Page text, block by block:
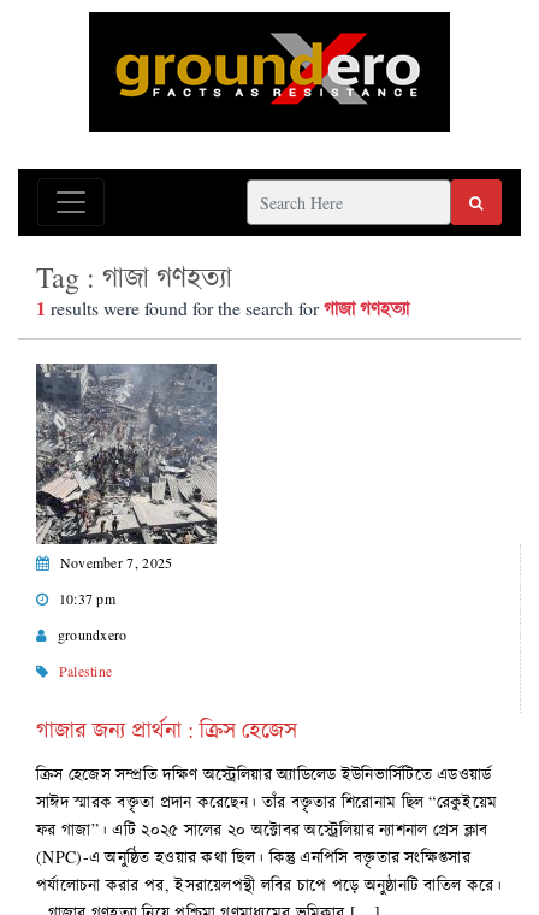
Tag : গাজা গণহত্যা
1 results were found for the search forগাজা গণহত্যা
November 7, 2025
10:37 pm
groundxero
Palestine
গাজার জন্য প্রার্থনা : ক্রিস হেজেস
ক্রিস হেজেস সম্প্রতি দক্ষিণ অস্ট্রেলিয়ার অ্যাডিলেড ইউনিভার্সিটিতে এডওয়ার্ড
সাঈদ স্মারক বক্তৃতা প্রদান করেছেন। তাঁর বক্তৃতার শিরোনাম ছিল “রেকুইয়েম
ফর গাজা”। এটি ২০২৫ সালের ২০ অক্টোবর অস্ট্রেলিয়ার ন্যাশনাল প্রেস ক্লাব
(NPC)-এ অনুষ্ঠিত হওয়ার কথা ছিল। কিন্তু এনপিসি বক্তৃতার সংক্ষিপ্তসার
পর্যালোচনা করার পর, ইসরায়েলপন্থী লবির চাপে পড়ে অনুষ্ঠানটি বাতিল করে।